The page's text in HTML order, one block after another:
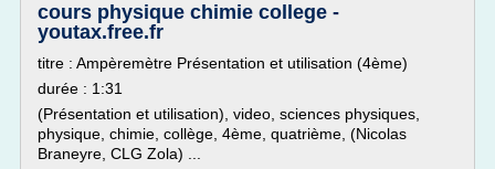
cours physique chimie college -
youtax.free.fr
titre : Ampèremètre Présentation et utilisation (4ème)
durée : 1:31
(Présentation et utilisation), video, sciences physiques,
physique, chimie, collège, 4ème, quatrième, (Nicolas
Braneyre, CLG Zola) ...